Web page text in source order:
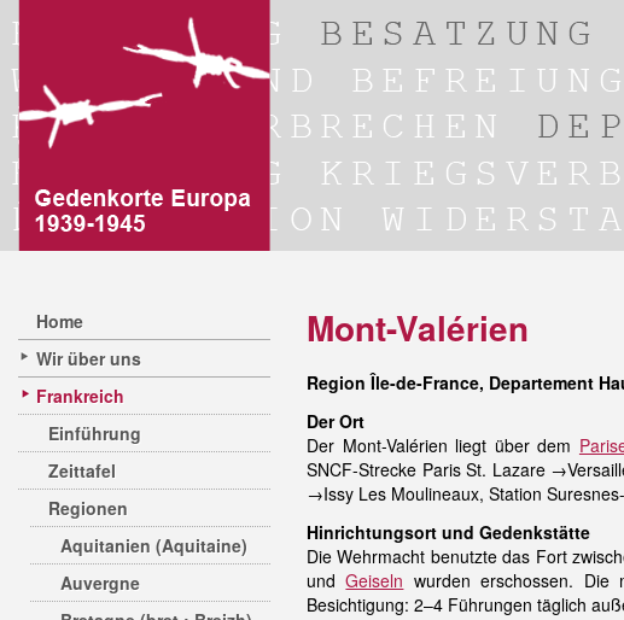
Home
Wir über uns
Frankreich
Einführung
Zeittafel
Regionen
Aquitanien (Aquitaine)
Auvergne
Mont-Valérien
Region Île-de-France, Departement
Der Ort
Der Mont-Valérien liegt über dem
SNCF-Strecke Paris St. Lazare
→Issy Les Moulineaux, Station
Hinrichtungsort und Gedenkstätte
Die Wehrmacht benutzte das Fort
undGeiseln wurden erschossen.
Besichtigung: 2–4 Führungen täglich